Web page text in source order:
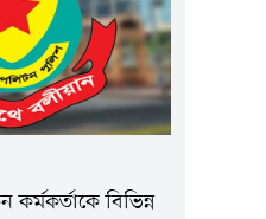
বিভিন্ন